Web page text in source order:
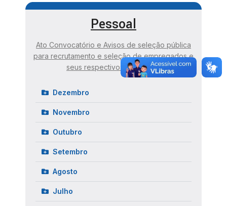
Pessoal
Ato Convocatório e Avisos de seleção pública
para recrutamento e seleção de empregados e
seus respectivos resultados
Dezembro
Novembro
Outubro
Setembro
Agosto
Julho